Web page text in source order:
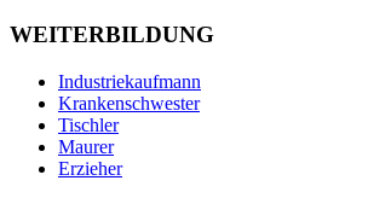
WEITERBILDUNG
Industriekaufmann
Krankenschwester
Tischler
Maurer
Erzieher